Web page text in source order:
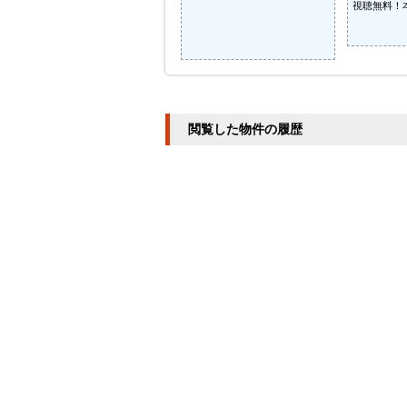
視聴無料！
閲覧した物件の履歴